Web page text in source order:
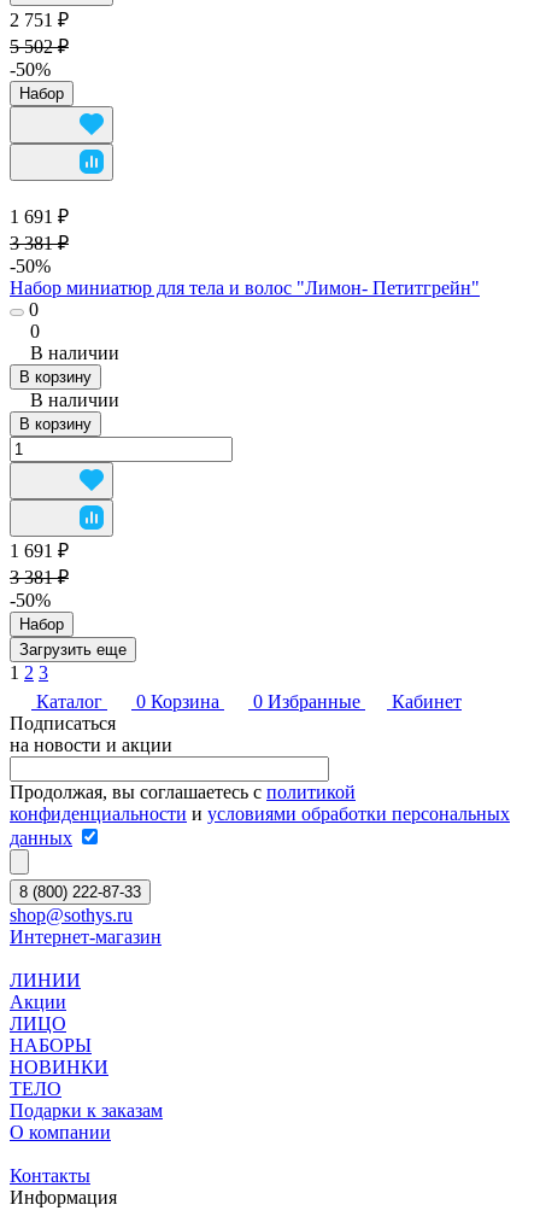
2 751 ₽
5 502 ₽
-50%
Набор
1 691 ₽
3 381 ₽
-50%
Набор миниатюр для тела и волос "Лимон- Петитгрейн"
0
0
В наличии
В корзину
В наличии
В корзину
1 691 ₽
3 381 ₽
-50%
Набор
Загрузить еще
1 2 3
Каталог
0 Корзина 0 Избранные
Кабинет
Подписаться
на новости и акции
Продолжая, вы соглашаетесь с политикой
конфиденциальности и условиями обработки персональных
данных
8 (800) 222-87-33
shop@sothys.ru
Интернет-магазин
ЛИНИИ
Акции
ЛИЦО
НАБОРЫ
НОВИНКИ
ТЕЛО
Подарки к заказам
О компании
Контакты
Информация